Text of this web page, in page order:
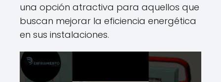
una opción atractiva para aquellos que
buscan mejorar la eficiencia energética
en sus instalaciones.